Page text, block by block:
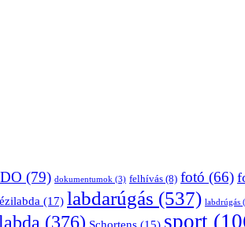
(79) dokumentumok (3) felhívás (8) fotó (66)
(17) labdarúgás (537) labdrúgás
(376) sport